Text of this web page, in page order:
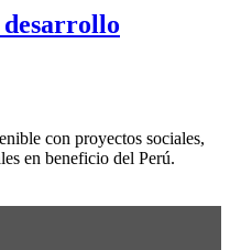
con proyectos sociales,
en beneficio del Perú.